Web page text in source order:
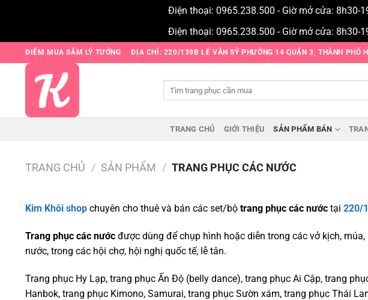
Điện thoại: 0965.238.500 - Giờ mở cửa: 8h30-
Điện thoại: 0965.238.500 - Giờ mở cửa: 8h30-
qua
ĐIỂM MUA SẮM LÝ TƯỞNG ĐỊA CHỈ: 220/139B LÊ VĂN SỸ PHƯỜNG 14 QUẬN 3, THÀNH PHỐ
TRANG CHỦ GIỚI THIỆU SẢN PHẨM BÁN
TRANG CHỦ / SẢN PHẨM / TRANG PHỤC CÁC NƯỚC
Kim Khôi shop chuyên cho thuê và bán các set/bộ trang phục các nước tại 220/
Trang phục các nước được dùng để chụp hình hoặc diễn trong các vở kịch,
nước, trong các hội chợ, hội nghị quốc tế, lễ tân.
Trang phục Hy Lạp, trang phục Ấn Độ (belly dance), trang phục Ai Cập, trang
Hanbok, trang phục Kimono, Samurai, trang phục Sườn xám, trang phục Thái